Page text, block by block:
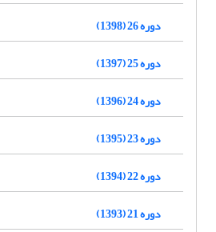
دوره 26 (1398)
دوره 25 (1397)
دوره 24 (1396)
دوره 23 (1395)
دوره 22 (1394)
دوره 21 (1393)